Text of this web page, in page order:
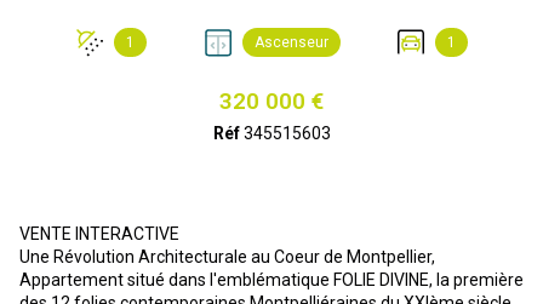
1 Ascenseur 1
320 000 €
Réf345515603
VENTE INTERACTIVE
Une Révolution Architecturale au Coeur de Montpellier,
Appartement situé dans l'emblématique FOLIE DIVINE, la première